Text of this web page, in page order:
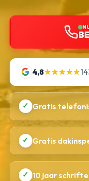
4,8★★★★★
✓ Gratis
✓ Gratis
✓ 10 jaar